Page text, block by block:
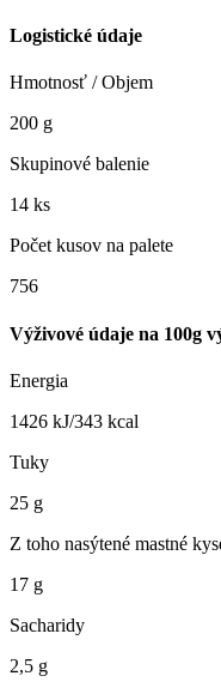
Logistické údaje
Hmotnosť / Objem
200 g
Skupinové balenie
14 ks
Počet kusov na palete
756
Výživové údaje na 100g
Energia
1426 kJ/343 kcal
Tuky
25 g
Z toho nasýtené mastné
17 g
Sacharidy
2,5 g